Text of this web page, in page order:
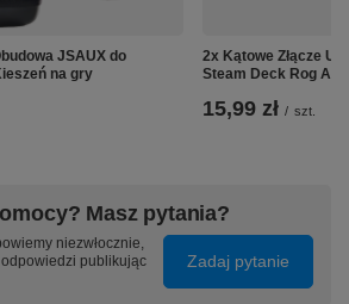
JSAUX do
na gry
2x Kątowe Złącze
Steam Deck Rog
15,99 zł / szt.
Masz pytania?
niezwłocznie,
publikując
Zadaj pytanie